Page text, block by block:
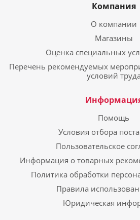
Компания
О компании
Магазины
Оценка специальных
Перечень рекомендуемых
условий труда
Помощь
Условия отбора
Пользовательское
Информация о товарных
Политика обработки
Правила
Юридическая